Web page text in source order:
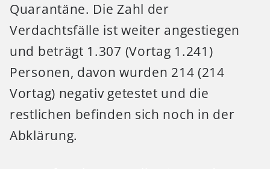
Quarantäne. Die Zahl der
Verdachtsfälle ist weiter angestiegen
und beträgt 1.307 (Vortag 1.241)
Personen, davon wurden 214 (214
Vortag) negativ getestet und die
restlichen befinden sich noch in der
Abklärung.